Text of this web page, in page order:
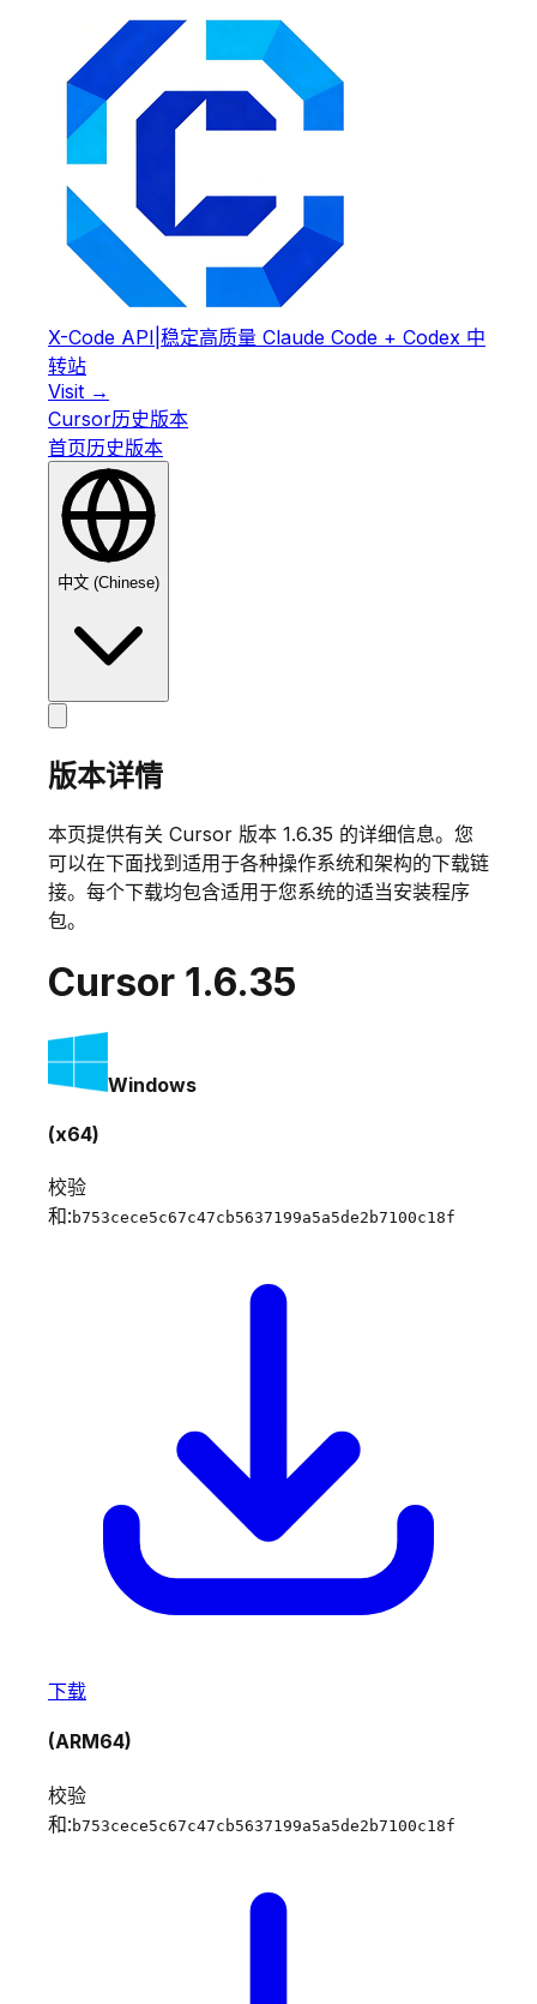
X-Code API 稳定高质量 Claude Code + Codex 中
转站
Visit →
Cursor历史版本
首页历史版本
中文 (Chinese)
版本详情
本页提供有关 Cursor 版本 1.6.35 的详细信息。您
可以在下面找到适用于各种操作系统和架构的下载链
接。每个下载均包含适用于您系统的适当安装程序
包。
Cursor 1.6.35
Windows
(x64)
校验
和: b753cece5c67c47cb5637199a5a5de2b7100c18f
下载
(ARM64)
校验
和: b753cece5c67c47cb5637199a5a5de2b7100c18f